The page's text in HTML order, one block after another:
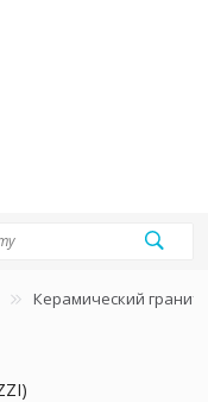
Керамический гранит